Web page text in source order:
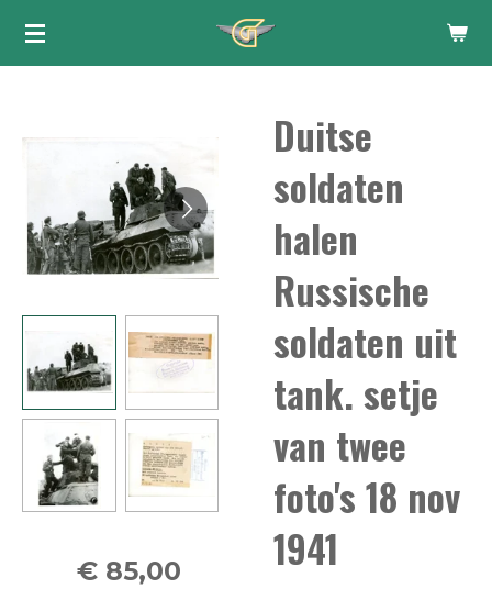
Ga
hoofdinhoud
Duitse
soldaten
halen
Russische
soldaten uit
tank. setje
van twee
foto's 18 nov
1941
€ 85,00